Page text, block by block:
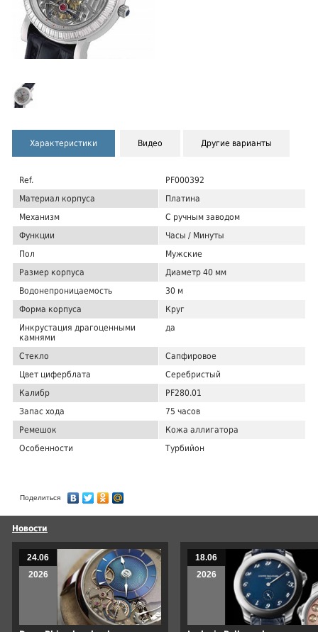
Характеристики Видео Другие варианты
Ref.
PF000392
Материал корпуса
Платина
Механизм
С ручным заводом
Функции
Часы / Минуты
Пол
Мужские
Размер корпуса
Диаметр 40 мм
Водонепроницаемость
30 м
Форма корпуса
Круг
Инкрустация драгоценными
камнями
да
Стекло
Сапфировое
Цвет циферблата
Серебристый
Калибр
PF280.01
Запас хода
75 часов
Ремешок
Кожа аллигатора
Особенности
Турбийон
Поделиться
Новости
24.06
2026
18.06
2026